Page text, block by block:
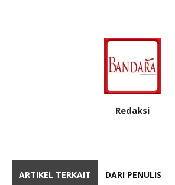
Redaksi
ARTIKEL TERKAIT DARI PENULIS